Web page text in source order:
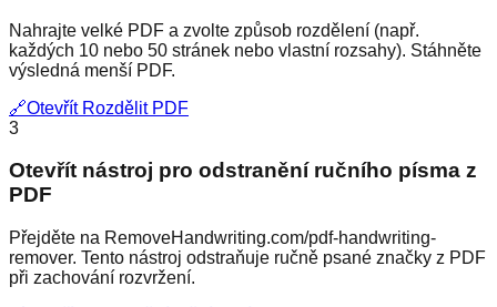
Nahrajte velké PDF a zvolte způsob rozdělení (např.
každých 10 nebo 50 stránek nebo vlastní rozsahy). Stáhněte
výsledná menší PDF.
🔗Otevřít Rozdělit PDF
3
Otevřít nástroj pro odstranění ručního písma z
PDF
Přejděte na RemoveHandwriting.com/pdf-handwriting-
remover. Tento nástroj odstraňuje ručně psané značky z PDF
při zachování rozvržení.